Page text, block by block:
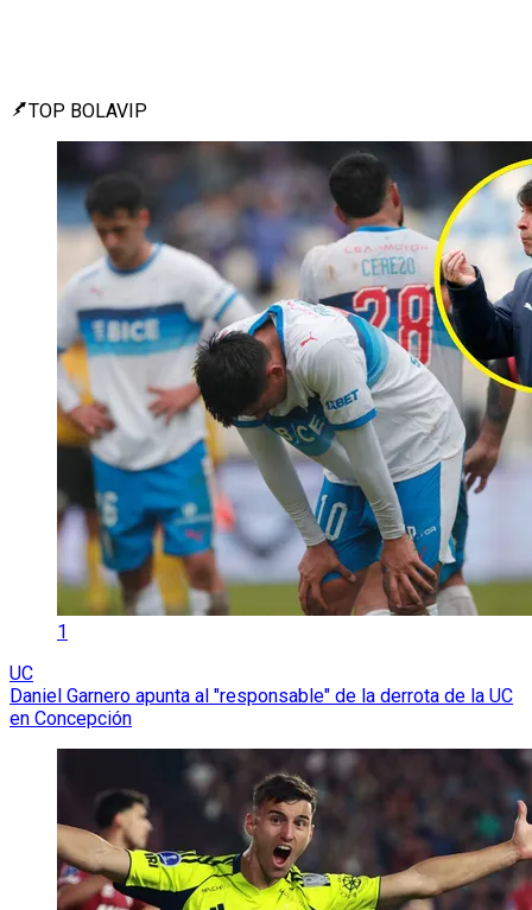
TOP BOLAVIP
1
UC
Daniel Garnero apunta al "responsable" de la derrota de la UC
en Concepción